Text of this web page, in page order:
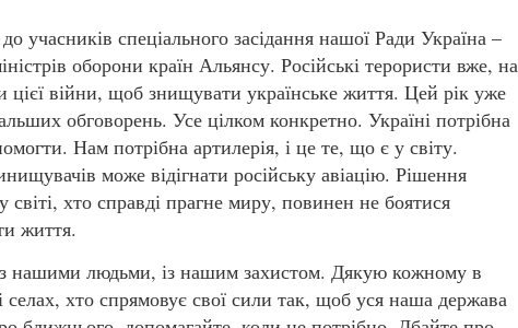
учасників спеціального засідання нашої Ради Україна –
оборони країн Альянсу. Російські терористи вже, на
цієї війни, щоб знищувати українське життя. Цей рік уже
обговорень. Усе цілком конкретно. Україні потрібна
Нам потрібна артилерія, і це те, що є у світу.
може відігнати російську авіацію. Рішення
хто справді прагне миру, повинен не боятися
життя.
нашими людьми, із нашим захистом. Дякую кожному в
селах, хто спрямовує свої сили так, щоб уся наша держава